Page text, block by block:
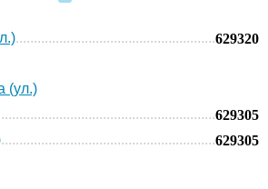
629320
(ул.)
629305
629305